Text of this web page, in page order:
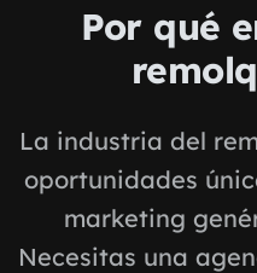
Por qué
La industria del
oportunidades
marketing
Necesitas una